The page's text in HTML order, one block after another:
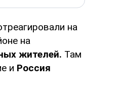
на
на
жителей. Там
и Россия